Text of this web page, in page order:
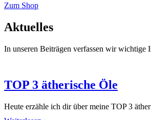
Zum Shop
Aktuelles
In unseren Beiträgen verfassen wir wichtige
TOP 3 ätherische Öle
Heute erzähle ich dir über meine TOP 3